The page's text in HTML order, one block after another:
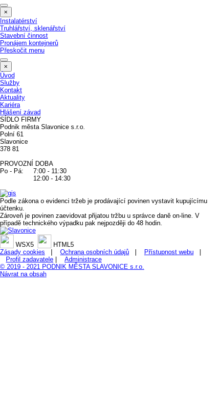
×
Instalatérství
Truhlářství, sklenářství
Stavební činnost
Pronájem kontejnerů
Přeskočit menu
×
Úvod
Služby
Kontakt
Aktuality
Kariéra
Hlášení závad
SÍDLO FIRMY
Podnik města Slavonice s.r.o.
Polní 61
Slavonice
378 81
PROVOZNÍ DOBA
Po - Pá: 7:00 - 11:30
12:00 - 14:30
Podle zákona o evidenci tržeb je prodávající povinen vystavit kupujícímu
účtenku.
Zároveň je povinen zaevidovat přijatou tržbu u správce daně on-line. V
případě technického výpadku pak nejpozději do 48 hodin.
WSX5
HTML5
Zásady cookies
| Ochrana osobních údajů | Přístupnost webu
|
Profil zadavatele | Administrace
© 2019 - 2021 PODNIK MĚSTA SLAVONICE s.r.o.
Návrat na obsah